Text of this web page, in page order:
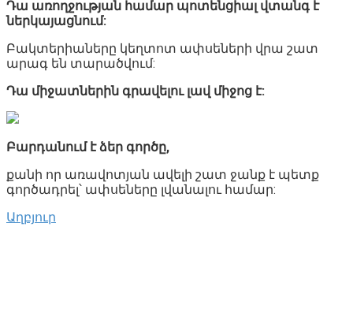
Դա առողջության համար պոտենցիալ վտանգ է
ներկայացնում:
Բակտերիաները կեղտոտ ափսեների վրա շատ
արագ են տարածվում:
Դա միջատներին գրավելու լավ միջոց է:
Բարդանում է ձեր գործը,
քանի որ առավոտյան ավելի շատ ջանք է պետք
գործադրել՝ ափսեները լվանալու համար:
Աղբյուր